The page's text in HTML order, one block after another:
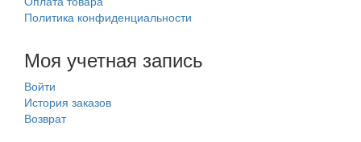
Политика конфиденциальности
Моя учетная запись
Войти
История заказов
Возврат